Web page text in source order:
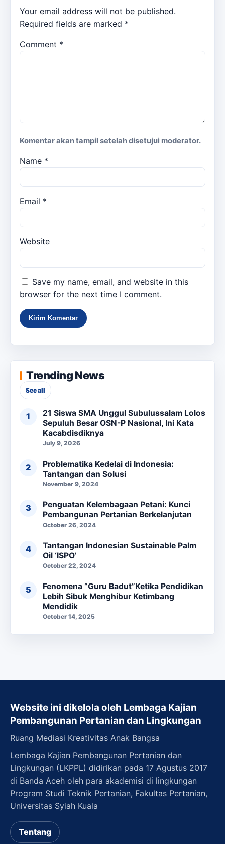
Your email address will not be published.
Required fields are marked *
Comment *
Komentar akan tampil setelah disetujui moderator.
Name *
Email *
Website
Save my name, email, and website in this
browser for the next time I comment.
Trending News
See all
21 Siswa SMA Unggul Subulussalam Lolos
Sepuluh Besar OSN-P Nasional, Ini Kata
Kacabdisdiknya
July 9, 2026
Problematika Kedelai di Indonesia:
Tantangan dan Solusi
November 9, 2024
Penguatan Kelembagaan Petani: Kunci
Pembangunan Pertanian Berkelanjutan
October 26, 2024
Tantangan Indonesian Sustainable Palm
Oil ‘ISPO’
October 22, 2024
Fenomena “Guru Badut”Ketika Pendidikan
Lebih Sibuk Menghibur Ketimbang
Mendidik
October 14, 2025
Website ini dikelola oleh Lembaga Kajian
Pembangunan Pertanian dan Lingkungan
Ruang Mediasi Kreativitas Anak Bangsa
Lembaga Kajian Pembangunan Pertanian dan
Lingkungan (LKPPL) didirikan pada 17 Agustus 2017
di Banda Aceh oleh para akademisi di lingkungan
Program Studi Teknik Pertanian, Fakultas Pertanian,
Universitas Syiah Kuala
Tentang